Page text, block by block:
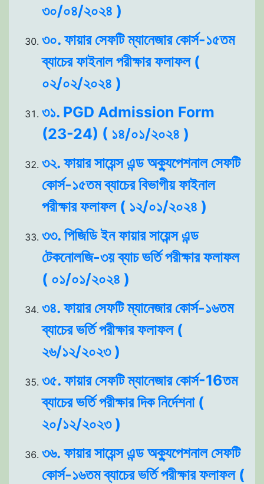
৩০/০৪/২০২৪ )
৩০. ফায়ার সেফটি ম্যানেজার কোর্স-১৫তম
ব্যাচের ফাইনাল পরীক্ষার ফলাফল (
০২/০২/২০২৪ )
৩১. PGD Admission Form
(23-24) ( ১৪/০১/২০২৪ )
৩২. ফায়ার সায়েন্স এন্ড অক্যুপেশনাল সেফটি
কোর্স-১৫তম ব্যাচের বিভাগীয় ফাইনাল
পরীক্ষার ফলাফল ( ১২/০১/২০২৪ )
৩৩. পিজিডি ইন ফায়ার সায়েন্স এন্ড
টেকনোলজি-৩য় ব্যাচ ভর্তি পরীক্ষার ফলাফল
( ০১/০১/২০২৪ )
৩৪. ফায়ার সেফটি ম্যানেজার কোর্স-১৬তম
ব্যাচের ভর্তি পরীক্ষার ফলাফল (
২৬/১২/২০২৩ )
৩৫. ফায়ার সেফটি ম্যানেজার কোর্স-16তম
ব্যাচের ভর্তি পরীক্ষার দিক নির্দেশনা (
২০/১২/২০২৩ )
৩৬. ফায়ার সায়েন্স এন্ড অক্যুপেশনাল সেফটি
কোর্স-১৬তম ব্যাচের ভর্তি পরীক্ষার ফলাফল (